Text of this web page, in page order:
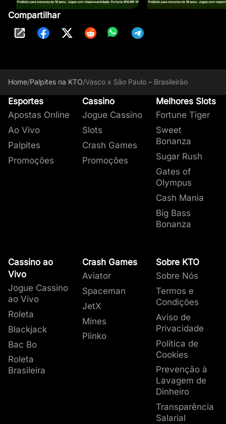
Compartilhar
Home/Palpites na KTO/Vasco x São Paulo – Brasileirão
Esportes
Apostas Online
Ao Vivo
Palpites
Promoções
Cassino
Jogue Cassino
Slots
Crash Games
Promoções
Melhores Slots
Fortune Tiger
Sweet
Bonanza
Sugar Rush
Gates of
Olympus
Cash Mania
Big Bass
Bonanza
Cassino ao
Vivo
Jogue Cassino
ao Vivo
Roleta
Blackjack
Bac Bo
Roleta
Brasileira
Crash Games
Aviator
Spaceman
JetX
Mines
Plinko
Sobre KTO
Sobre Nós
Termos e
Condições
Aviso de
Privacidade
Política de
Cookies
Prevenção à
Lavagem de
Dinheiro
Transparência
Salarial